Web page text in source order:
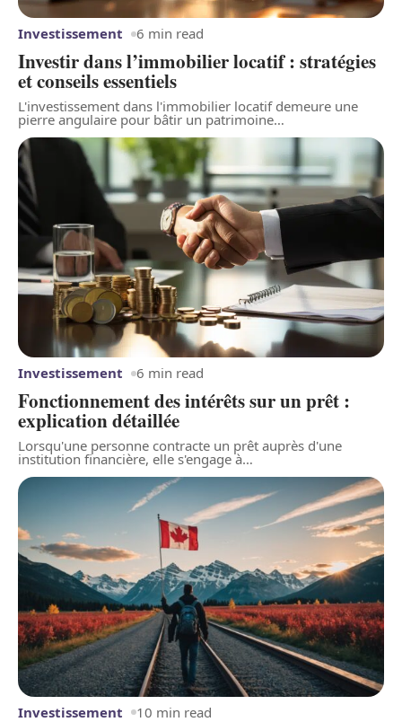
Investir dans l’immobilier locatif : stratégies
et conseils essentiels
L'investissement dans l'immobilier locatif demeure une
pierre angulaire pour bâtir un patrimoine…
Investissement 6 min read
Fonctionnement des intérêts sur un prêt :
explication détaillée
Lorsqu'une personne contracte un prêt auprès d'une
institution financière, elle s'engage à…
Investissement 6 min read
Investissement 10 min read